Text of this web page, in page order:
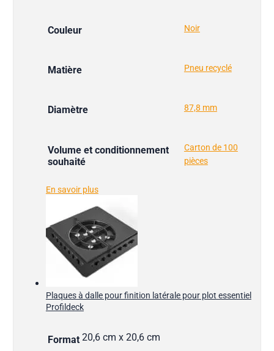
Couleur Noir
Matière Pneu recyclé
Diamètre 87,8 mm
Volume et conditionnement
souhaité
Carton de 100
pièces
En savoir plus
Plaques à dalle pour finition latérale pour plot essentiel
Profildeck
Format 20,6 cm x 20,6 cm